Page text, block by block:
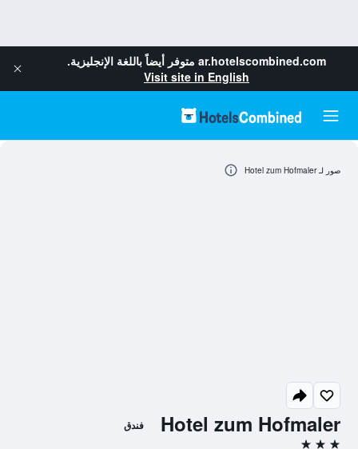
ar.hotelscombined.com متوفر أيضاً باللغة الإنجليزية.
Visit site in English
Hotel zum Hofmaler فندق
صور لـ Hotel zum Hofmaler